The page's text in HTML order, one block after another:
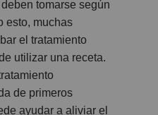
tomarse según
esto, muchas
el tratamiento
utilizar una receta.
de primeros
ayudar a aliviar el